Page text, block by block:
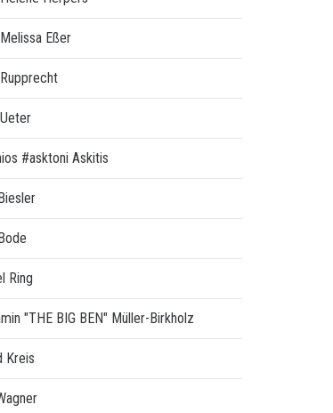
Eßer
#asktoni Askitis
Ring
"THE BIG BEN" Müller-Birkholz
Kreis